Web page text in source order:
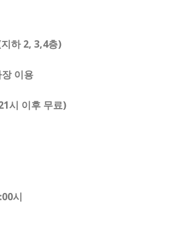
하 2, 3,4층)
이용
시 이후 무료)
시